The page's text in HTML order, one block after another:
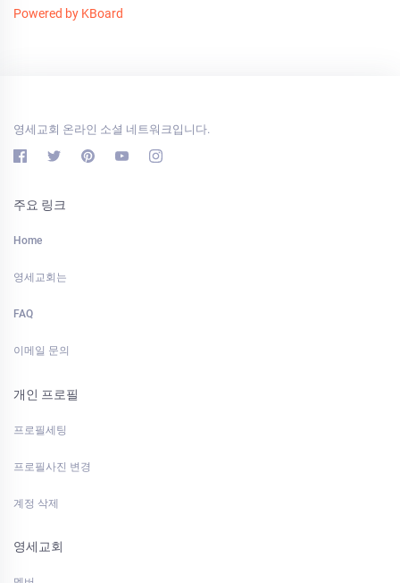
Powered by KBoard
영세교회 온라인 소셜 네트워크입니다.
주요 링크
Home
영세교회는
FAQ
이메일 문의
개인 프로필
프로필세팅
프로필사진 변경
계정 삭제
영세교회